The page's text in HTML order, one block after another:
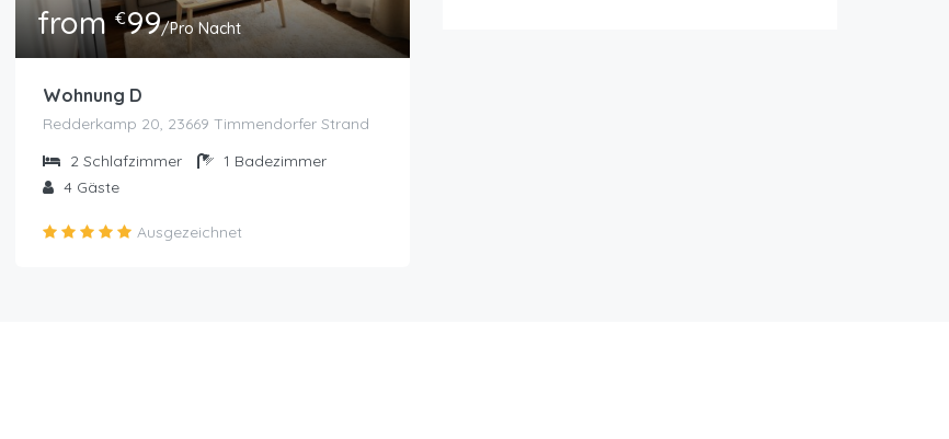
from €99/Pro Nacht
Wohnung D
Redderkamp 20, 23669 Timmendorfer Strand
2 Schlafzimmer 1 Badezimmer
4 Gäste
Ausgezeichnet